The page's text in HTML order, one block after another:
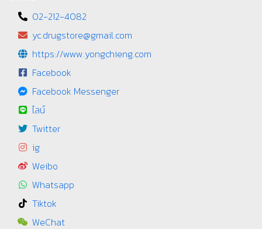
02-212-4082
yc.drugstore@gmail.com
https://www.yongchieng.com
Facebook
Facebook Messenger
ไลน์
Twitter
ig
Weibo
Whatsapp
Tiktok
WeChat